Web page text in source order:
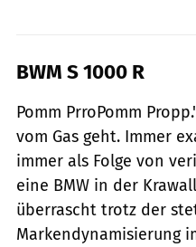
BWM S 1000 R
Pomm PrroPomm
vom Gas geht. Immer
immer als Folge von
eine BMW in der
überrascht trotz der
Markendynamisierung